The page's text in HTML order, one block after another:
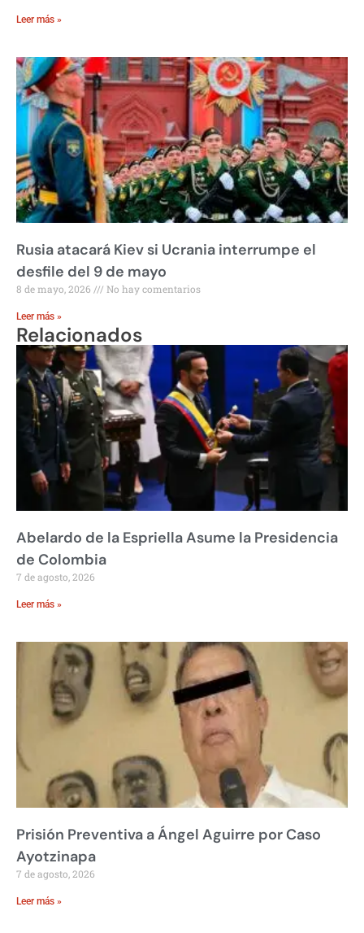
Leer más »
Rusia atacará Kiev si Ucrania interrumpe el
desfile del 9 de mayo
8 de mayo, 2026 No hay comentarios
Leer más »
Relacionados
Abelardo de la Espriella Asume la Presidencia
de Colombia
7 de agosto, 2026
Leer más »
Prisión Preventiva a Ángel Aguirre por Caso
Ayotzinapa
7 de agosto, 2026
Leer más »